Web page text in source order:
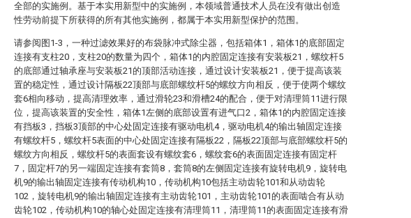
全部的实施例。基于本实用新型中的实施例，本领域普通技术人员在没有做出创造
性劳动前提下所获得的所有其他实施例，都属于本实用新型保护的范围。
请参阅图1-3，一种过滤效果好的布袋脉冲式除尘器，包括箱体1，箱体1的底部固定
连接有支柱20，支柱20的数量为四个，箱体1的内腔固定连接有安装板21，螺纹杆5
的底部通过轴承座与安装板21的顶部活动连接，通过设计安装板21，便于提高该装
置的稳定性，通过设计隔板22顶部与底部螺纹杆5的螺纹方向相反，便于使两个螺纹
套6相向移动，提高清理效率，通过滑轮23和滑槽24的配合，便于对清理筒11进行限
位，提高该装置的安全性，箱体1左侧的底部设置有进气口2，箱体1的内腔固定连接
有挡板3，挡板3顶部的中心处固定连接有驱动电机4，驱动电机4的输出轴固定连接
有螺纹杆5，螺纹杆5表面的中心处固定连接有隔板22，隔板22顶部与底部螺纹杆5的
螺纹方向相反，螺纹杆5的表面套设有螺纹套6，螺纹套6的表面固定连接有固定杆
7，固定杆7的另一端固定连接有套筒8，套筒8的左侧固定连接有旋转电机9，旋转电
机9的输出轴固定连接有传动机构10，传动机构10包括主动齿轮101和从动齿轮
102，旋转电机9的输出轴固定连接有主动齿轮101，主动齿轮101的表面啮合有从动
齿轮102，传动机构10的轴心处固定连接有清理筒11，清理筒11的表面固定连接有滑